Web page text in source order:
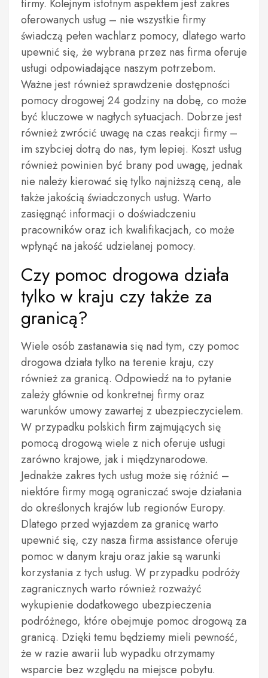
firmy. Kolejnym istotnym aspektem jest zakres
oferowanych usług – nie wszystkie firmy
świadczą pełen wachlarz pomocy, dlatego warto
upewnić się, że wybrana przez nas firma oferuje
usługi odpowiadające naszym potrzebom.
Ważne jest również sprawdzenie dostępności
pomocy drogowej 24 godziny na dobę, co może
być kluczowe w nagłych sytuacjach. Dobrze jest
również zwrócić uwagę na czas reakcji firmy –
im szybciej dotrą do nas, tym lepiej. Koszt usług
również powinien być brany pod uwagę, jednak
nie należy kierować się tylko najniższą ceną, ale
także jakością świadczonych usług. Warto
zasięgnąć informacji o doświadczeniu
pracowników oraz ich kwalifikacjach, co może
wpłynąć na jakość udzielanej pomocy.
Czy pomoc drogowa działa
tylko w kraju czy także za
granicą?
Wiele osób zastanawia się nad tym, czy pomoc
drogowa działa tylko na terenie kraju, czy
również za granicą. Odpowiedź na to pytanie
zależy głównie od konkretnej firmy oraz
warunków umowy zawartej z ubezpieczycielem.
W przypadku polskich firm zajmujących się
pomocą drogową wiele z nich oferuje usługi
zarówno krajowe, jak i międzynarodowe.
Jednakże zakres tych usług może się różnić –
niektóre firmy mogą ograniczać swoje działania
do określonych krajów lub regionów Europy.
Dlatego przed wyjazdem za granicę warto
upewnić się, czy nasza firma assistance oferuje
pomoc w danym kraju oraz jakie są warunki
korzystania z tych usług. W przypadku podróży
zagranicznych warto również rozważyć
wykupienie dodatkowego ubezpieczenia
podróżnego, które obejmuje pomoc drogową za
granicą. Dzięki temu będziemy mieli pewność,
że w razie awarii lub wypadku otrzymamy
wsparcie bez względu na miejsce pobytu.